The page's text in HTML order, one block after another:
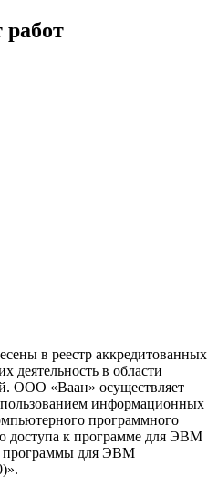
работ
в реестр аккредитованных
деятельность в области
ООО «Ваан» осуществляет
информационных
программного
доступа к программе для ЭВМ
программы для ЭВМ